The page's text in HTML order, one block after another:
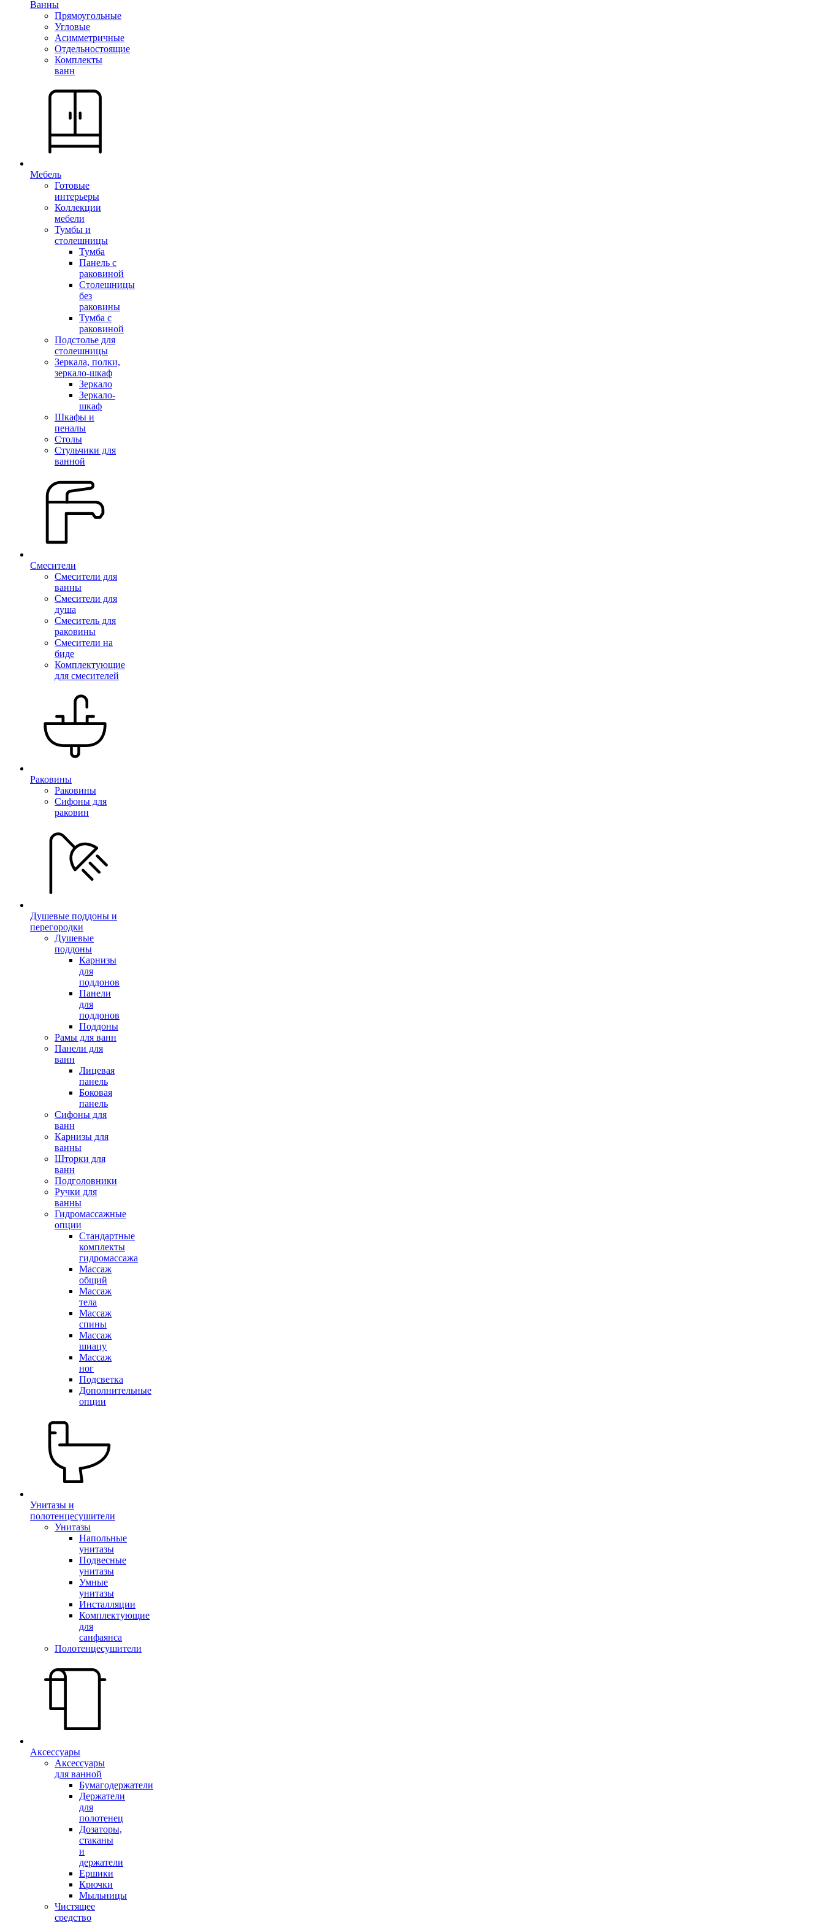
Ванны
Прямоугольные
Угловые
Асимметричные
Отдельностоящие
Комплекты
ванн
Мебель
Готовые
интерьеры
Коллекции
мебели
Тумбы и
столешницы
Тумба
Панель с
раковиной
Столешницы
без
раковины
Тумба с
раковиной
Подстолье для
столешницы
Зеркала, полки,
зеркало-шкаф
Зеркало
Зеркало-
шкаф
Шкафы и
пеналы
Столы
Стульчики для
ванной
Смесители
Смесители для
ванны
Смесители для
душа
Смеситель для
раковины
Смесители на
биде
Комплектующие
для смесителей
Раковины
Раковины
Сифоны для
раковин
Душевые поддоны и
перегородки
Душевые
поддоны
Карнизы
для
поддонов
Панели
для
поддонов
Поддоны
Рамы для ванн
Панели для
ванн
Лицевая
панель
Боковая
панель
Сифоны для
ванн
Карнизы для
ванны
Шторки для
ванн
Подголовники
Ручки для
ванны
Гидромассажные
опции
Стандартные
комплекты
гидромассажа
Массаж
общий
Массаж
тела
Массаж
спины
Массаж
шиацу
Массаж
ног
Подсветка
Дополнительные
опции
Унитазы и
полотенцесушители
Унитазы
Напольные
унитазы
Подвесные
унитазы
Умные
унитазы
Инсталляции
Комплектующие
для
санфаянса
Полотенцесушители
Аксессуары
Аксессуары
для ванной
Бумагодержатели
Держатели
для
полотенец
Дозаторы,
стаканы
и
держатели
Ершики
Крючки
Мыльницы
Чистящее
средство